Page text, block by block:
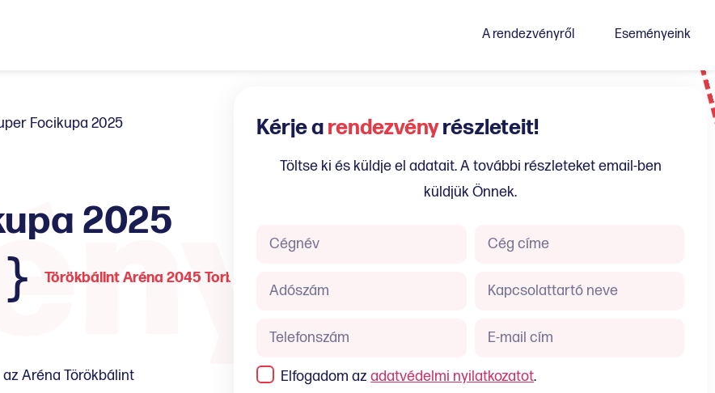
A rendezvényről Eseményeink
Focikupa 2025
2025
Törökbálint Aréna 2045 Torbágy u. 1.
Aréna Törökbálint
Kérje arendezvényrészleteit!
Töltse ki és küldje el adatait. A további részleteket email-ben
küldjük Önnek.
Elfogadom azadatvédelmi nyilatkozatot.